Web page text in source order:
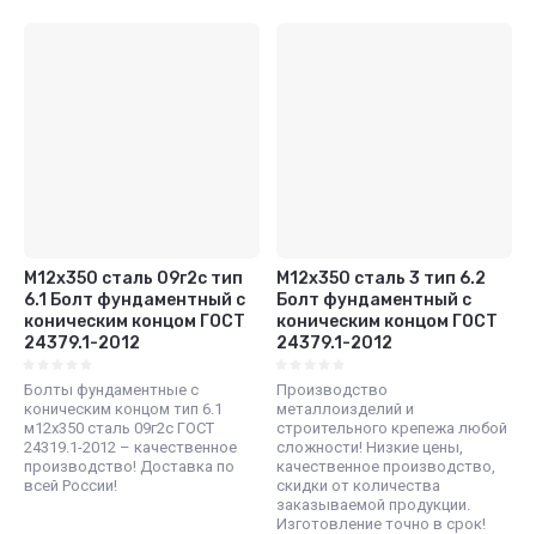
М12х350 сталь 09г2с тип
6.1 Болт фундаментный с
коническим концом ГОСТ
24379.1-2012
Болты фундаментные с
коническим концом тип 6.1
м12х350 сталь 09г2с ГОСТ
24319.1-2012 – качественное
производство! Доставка по
всей России!
М12х350 сталь 3 тип 6.2
Болт фундаментный с
коническим концом ГОСТ
24379.1-2012
Производство
металлоизделий и
строительного крепежа любой
сложности! Низкие цены,
качественное производство,
скидки от количества
заказываемой продукции.
Изготовление точно в срок!